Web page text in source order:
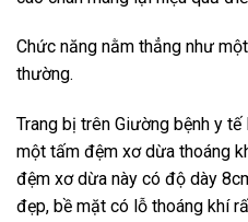
Chức năng nằm thẳng như
thường.
Trang bị trên Giường bệnh y
một tấm đệm xơ dừa thoáng
đệm xơ dừa này có độ dày
đẹp, bề mặt có lỗ thoáng khí